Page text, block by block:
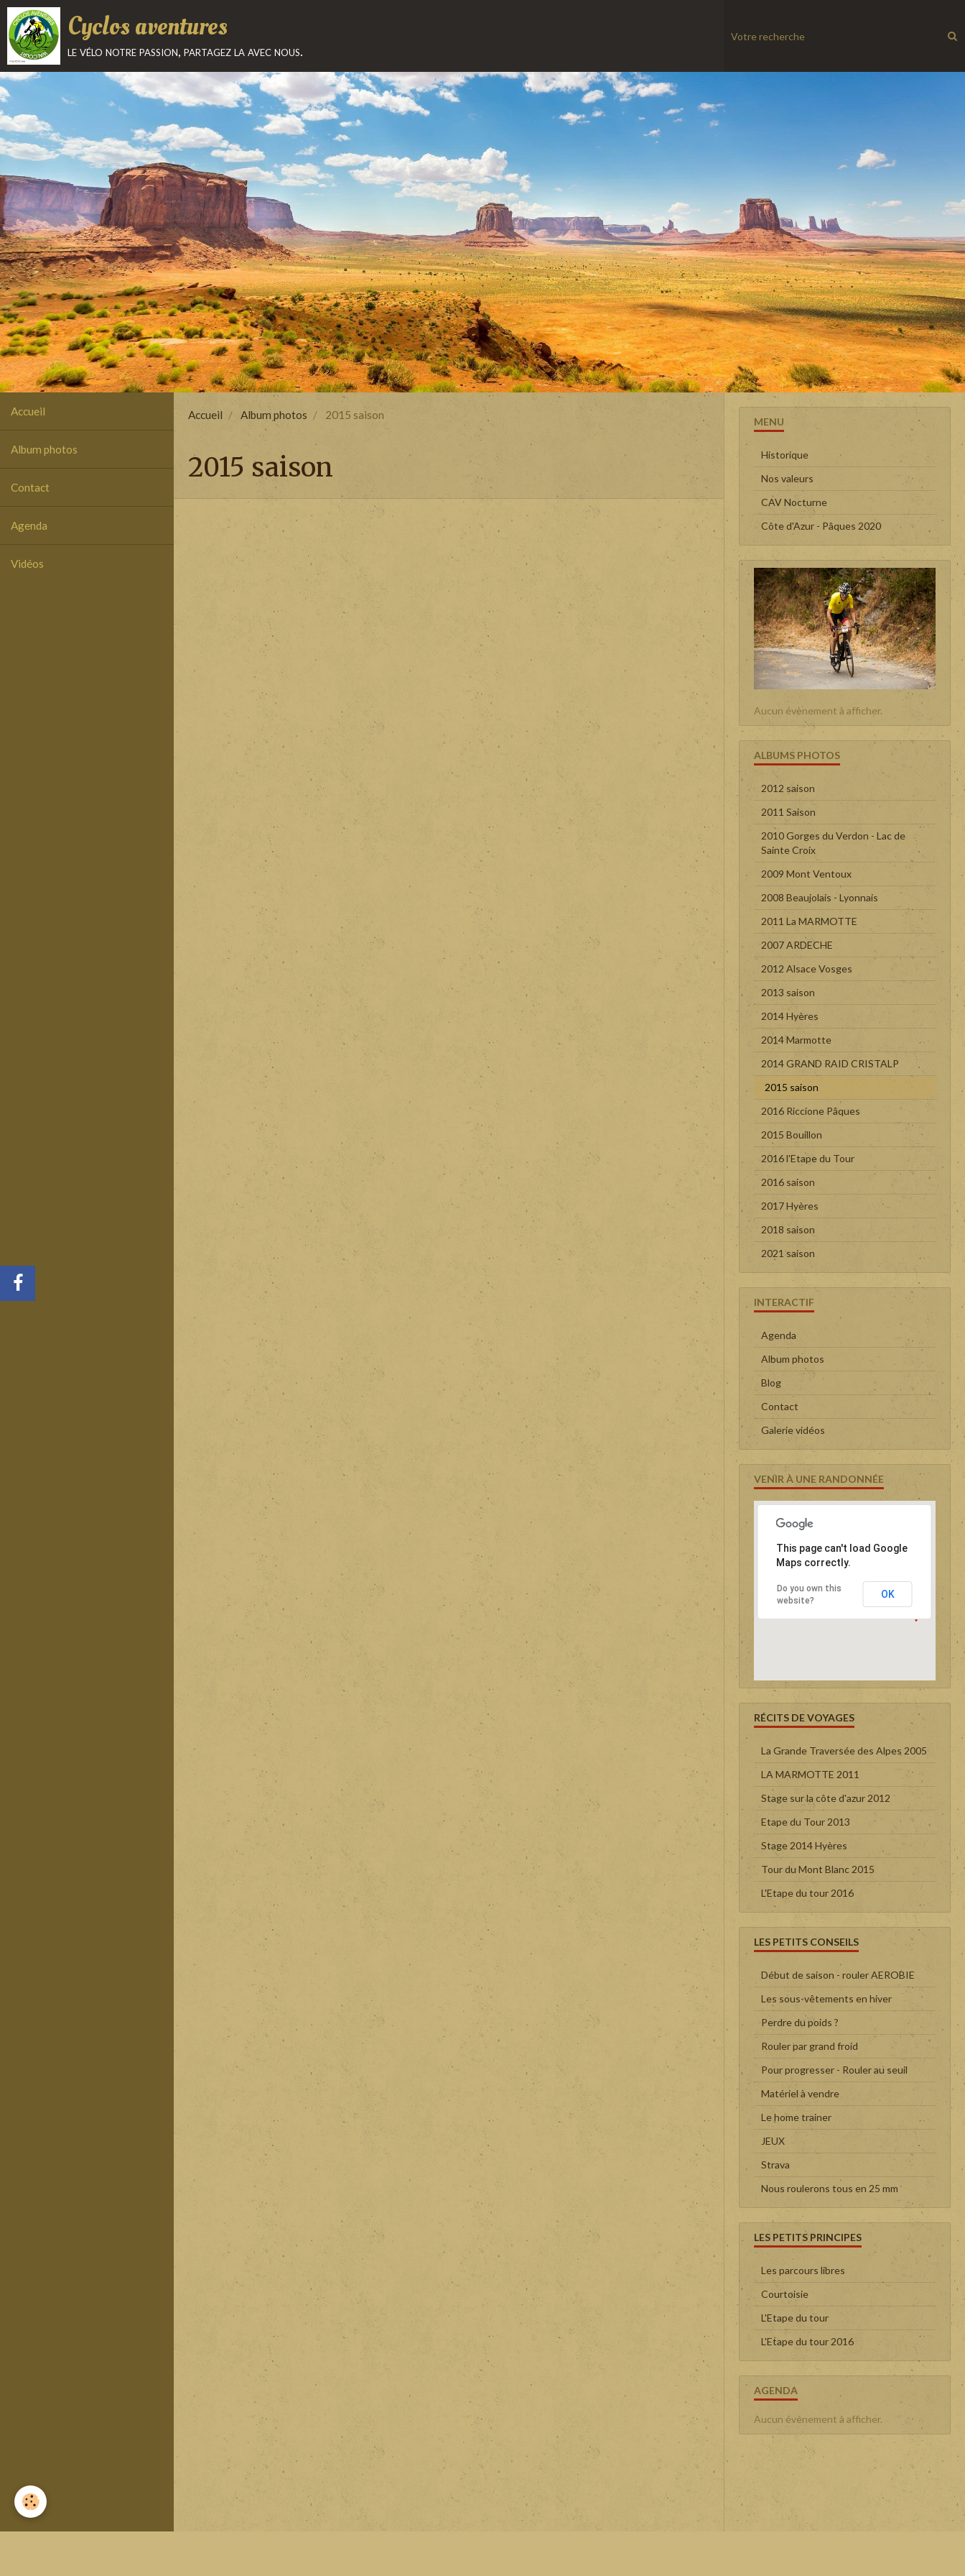
Cyclos aventures
le vélo notre passion, partagez la avec nous.
Accueil
Album photos
Contact
Agenda
Vidéos
Accueil Album photos 2015 saison
2015 saison
MENU
Historique
Nos valeurs
CAV Nocturne
Côte d'Azur - Pâques 2020
Aucun évènement à afficher.
ALBUMS PHOTOS
2012 saison
2011 Saison
2010 Gorges du Verdon - Lac de
Sainte Croix
2009 Mont Ventoux
2008 Beaujolais - Lyonnais
2011 La MARMOTTE
2007 ARDECHE
2012 Alsace Vosges
2013 saison
2014 Hyères
2014 Marmotte
2014 GRAND RAID CRISTALP
2015 saison
2016 Riccione Pâques
2015 Bouillon
2016 l'Etape du Tour
2016 saison
2017 Hyères
2018 saison
2021 saison
INTERACTIF
Agenda
Album photos
Blog
Contact
Galerie vidéos
VENIR À UNE RANDONNÉE
This page can't load Google
Maps correctly.
Do you own this
website?
OK
RÉCITS DE VOYAGES
La Grande Traversée des Alpes 2005
LA MARMOTTE 2011
Stage sur la côte d'azur 2012
Etape du Tour 2013
Stage 2014 Hyères
Tour du Mont Blanc 2015
L'Etape du tour 2016
LES PETITS CONSEILS
Début de saison - rouler AEROBIE
Les sous-vêtements en hiver
Perdre du poids ?
Rouler par grand froid
Pour progresser - Rouler au seuil
Matériel à vendre
Le home trainer
JEUX
Strava
Nous roulerons tous en 25 mm
LES PETITS PRINCIPES
Les parcours libres
Courtoisie
L'Etape du tour
L'Etape du tour 2016
AGENDA
Aucun évènement à afficher.